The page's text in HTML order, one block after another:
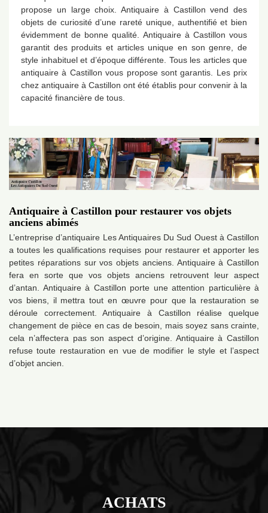
propose un large choix. Antiquaire à Castillon vend des
objets de curiosité d’une rareté unique, authentifié et bien
évidemment de bonne qualité. Antiquaire à Castillon vous
garantit des produits et articles unique en son genre, de
style inhabituel et d’époque différente. Tous les articles que
antiquaire à Castillon vous propose sont garantis. Les prix
chez antiquaire à Castillon ont été établis pour convenir à la
capacité financière de tous.
Antiquaire à Castillon pour restaurer vos objets
anciens abimés
L’entreprise d’antiquaire Les Antiquaires Du Sud Ouest à Castillon
a toutes les qualifications requises pour restaurer et apporter les
petites réparations sur vos objets anciens. Antiquaire à Castillon
fera en sorte que vos objets anciens retrouvent leur aspect
d’antan. Antiquaire à Castillon porte une attention particulière à
vos biens, il mettra tout en œuvre pour que la restauration se
déroule correctement. Antiquaire à Castillon réalise quelque
changement de pièce en cas de besoin, mais soyez sans crainte,
cela n’affectera pas son aspect d’origine. Antiquaire à Castillon
refuse toute restauration en vue de modifier le style et l’aspect
d’objet ancien.
ACHATS